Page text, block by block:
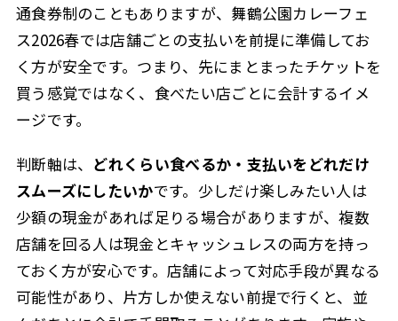
通食券制のこともありますが、舞鶴公園カレーフェ
ス2026春では店舗ごとの支払いを前提に準備してお
く方が安全です。つまり、先にまとまったチケットを
買う感覚ではなく、食べたい店ごとに会計するイメ
ージです。
判断軸は、 どれくらい食べるか・支払いをどれだけ
スムーズにしたいかです。少しだけ楽しみたい人は
少額の現金があれば足りる場合がありますが、複数
店舗を回る人は現金とキャッシュレスの両方を持っ
ておく方が安心です。店舗によって対応手段が異なる
可能性があり、片方しか使えない前提で行くと、並